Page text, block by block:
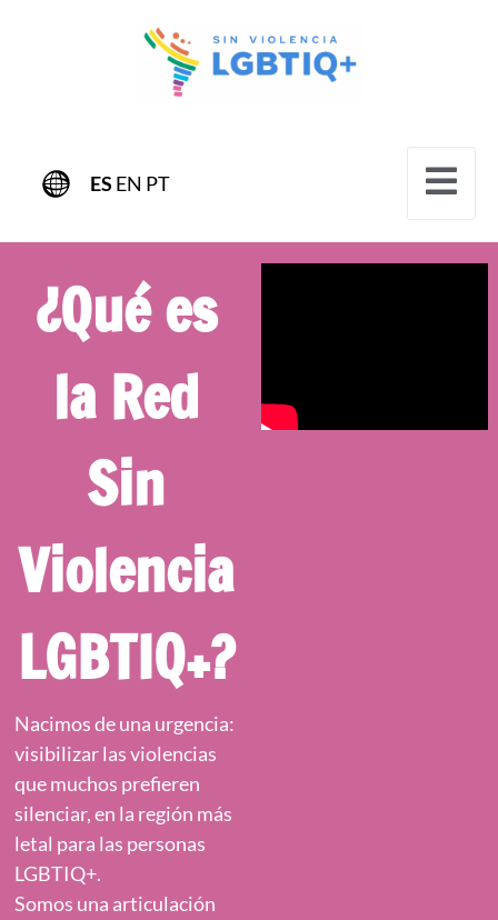
ES EN PT
¿Qué es
la Red
Sin
Violencia
LGBTIQ+?
Nacimos de una urgencia:
visibilizar las violencias
que muchos prefieren
silenciar, en la región más
letal para las personas
LGBTIQ+.
Somos una articulación